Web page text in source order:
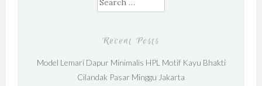
Recent Posts
Model Lemari Dapur Minimalis HPL Motif Kayu Bhakti
Cilandak Pasar Minggu Jakarta